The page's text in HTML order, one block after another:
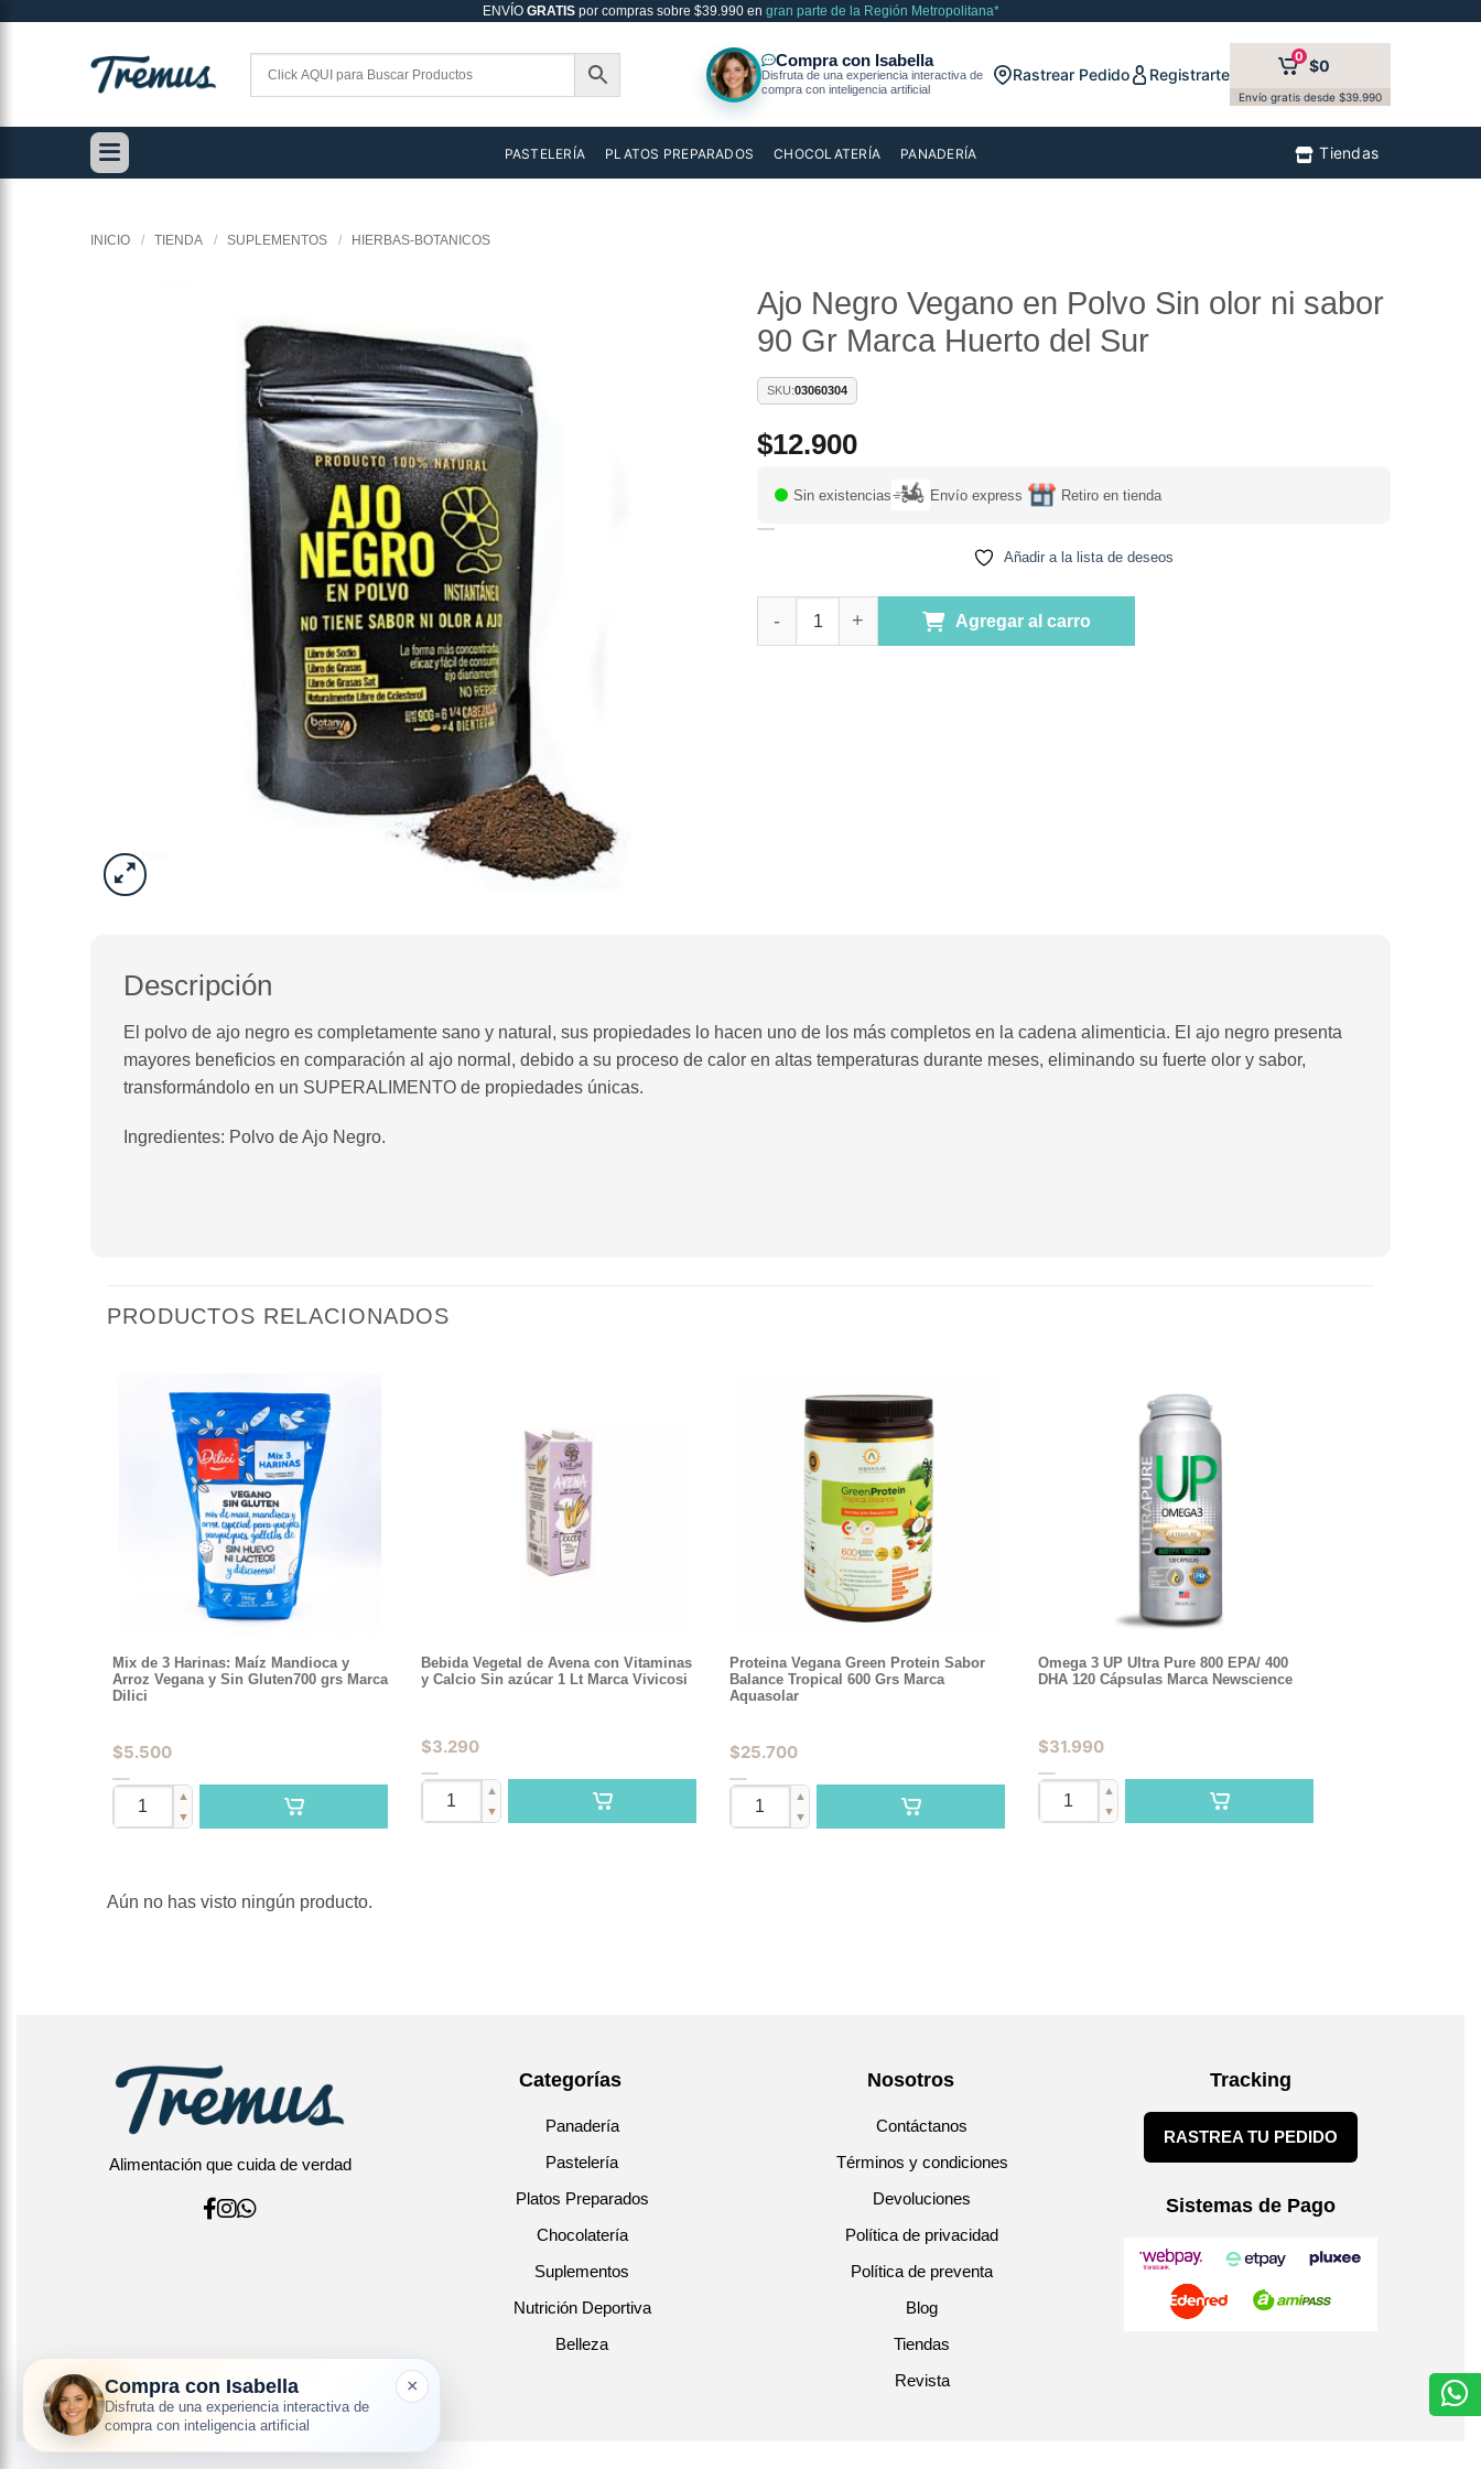
ENVÍO GRATISpor compras sobre $39.990 en gran parte de la Región Metropolitana*
Rastrear Pedido Registrarte
0 $0
Envío gratis desde $39.990
PASTELERÍA PLATOS PREPARADOS CHOCOLATERÍA PANADERÍA Tiendas
INICIO / TIENDA / SUPLEMENTOS / HIERBAS-BOTANICOS
Ajo Negro Vegano en Polvo Sin olor ni sabor
90 Gr Marca Huerto del Sur
SKU:03060304
$12.900
Sin existencias Envío express Retiro en tienda
Añadir a la lista de deseos
Agregar al carro
Descripción
El polvo de ajo negro es completamente sano y natural, sus propiedades lo hacen uno de los más completos en la cadena alimenticia. El ajo negro presenta
mayores beneficios en comparación al ajo normal, debido a su proceso de calor en altas temperaturas durante meses, eliminando su fuerte olor y sabor,
transformándolo en un SUPERALIMENTO de propiedades únicas.
Ingredientes: Polvo de Ajo Negro.
PRODUCTOS RELACIONADOS
Mix de 3 Harinas: Maíz Mandioca y
Arroz Vegana y Sin Gluten700 grs Marca
Dilici
$5.500
▲
▼
Bebida Vegetal de Avena con Vitaminas
y Calcio Sin azúcar 1 Lt Marca Vivicosi
$3.290
▲
▼
Proteina Vegana Green Protein Sabor
Balance Tropical 600 Grs Marca
Aquasolar
$25.700
▲
▼
Omega 3 UP Ultra Pure 800 EPA/ 400
DHA 120 Cápsulas Marca Newscience
$31.990
▲
▼
Aún no has visto ningún producto.
Alimentación que cuida de verdad
Categorías
Panadería
Pastelería
Platos Preparados
Chocolatería
Suplementos
Nutrición Deportiva
Belleza
Nosotros
Contáctanos
Términos y condiciones
Devoluciones
Política de privacidad
Política de preventa
Blog
Tiendas
Revista
Tracking
RASTREA TU PEDIDO
Sistemas de Pago